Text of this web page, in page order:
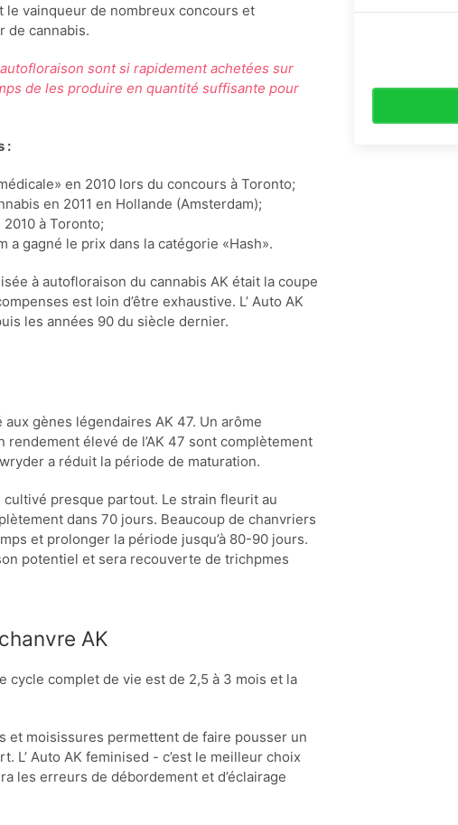
le vainqueur de nombreux concours et
de cannabis.
sont si rapidement achetées sur
de les produire en quantité suffisante pour
:
en 2010 lors du concours à Toronto;
en 2011 en Hollande (Amsterdam);
à Toronto;
a gagné le prix dans la catégorie «Hash».
à autofloraison du cannabis AK était la coupe
est loin d’être exhaustive. L’ Auto AK
les années 90 du siècle dernier.
gènes légendaires AK 47. Un arôme
élevé de l’AK 47 sont complètement
a réduit la période de maturation.
presque partout. Le strain fleurit au
dans 70 jours. Beaucoup de chanvriers
et prolonger la période jusqu’à 80-90 jours.
potentiel et sera recouverte de trichpmes
AK
cycle complet de vie est de 2,5 à 3 mois et la
et moisissures permettent de faire pousser un
L’ Auto AK feminised - c’est le meilleur choix
les erreurs de débordement et d’éclairage